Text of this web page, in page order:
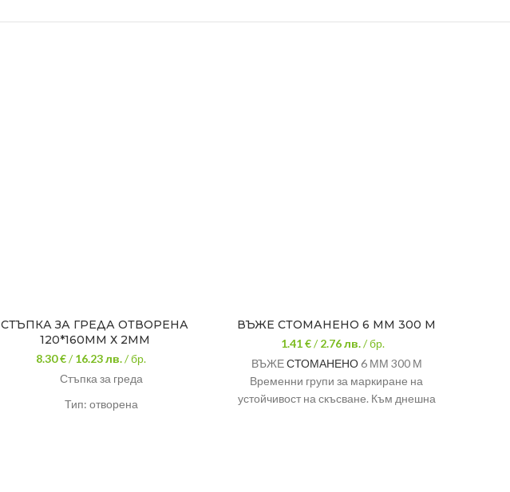
СТЪПКА ЗА ГРЕДА ОТВОРЕНА
120*160ММ Х 2ММ
8.30 €/16.23лв. / бр.
Стъпка за греда
Тип: отворена
ВЪЖЕ СТОМАНЕНО 6 ММ 300 М
1.41 €/2.76лв. / бр.
ВЪЖЕСТОМАНЕНО6 ММ 300 М
Временни групи за маркиране на
устойчивост на скъсване. Към днешна